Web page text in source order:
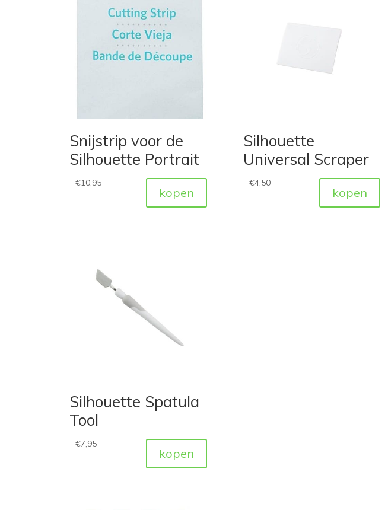
Snijstrip voor de
Silhouette Portrait
€10,95
kopen
Silhouette
Universal Scraper
€4,50
kopen
Silhouette Spatula
Tool
€7,95
kopen